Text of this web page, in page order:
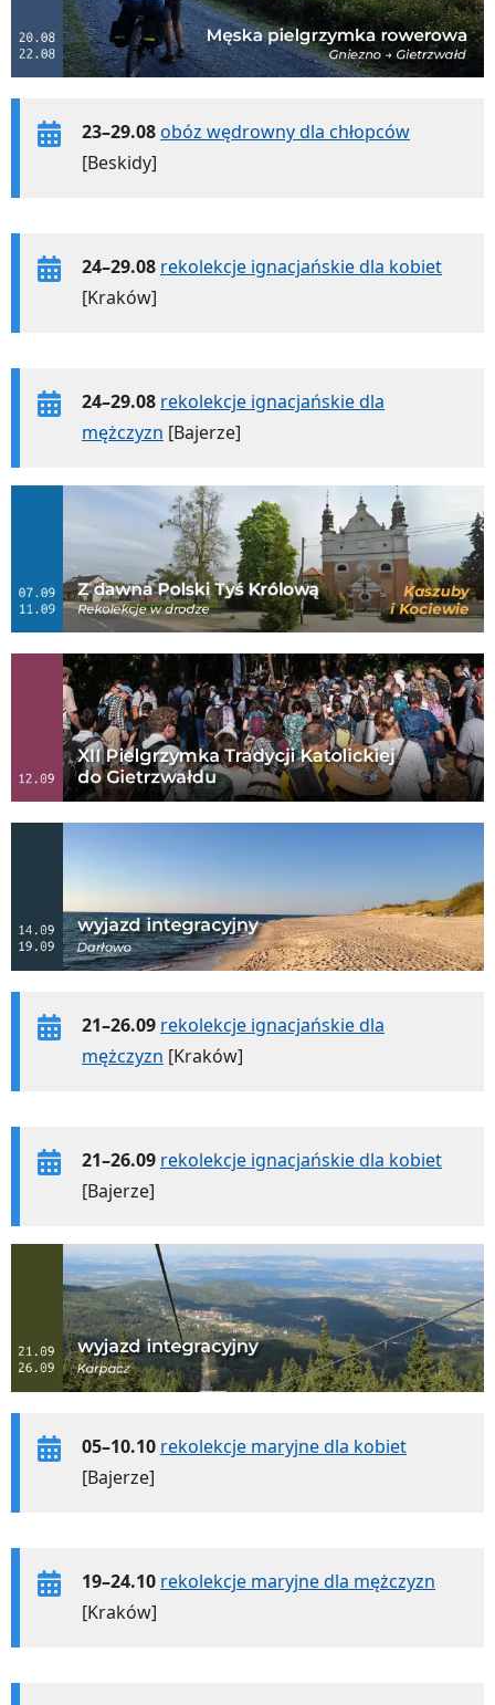
23–29.08obóz wędrowny dla chłopców
[Beskidy]
24–29.08 rekolekcje ignacjańskie dla kobiet
[Kraków]
24–29.08 rekolekcje ignacjańskie dla
mężczyzn [Bajerze]
21–26.09 rekolekcje ignacjańskie dla
mężczyzn [Kraków]
21–26.09 rekolekcje ignacjańskie dla kobiet
[Bajerze]
05–10.10 rekolekcje maryjne dla kobiet
[Bajerze]
19–24.10 rekolekcje maryjne dla mężczyzn
[Kraków]